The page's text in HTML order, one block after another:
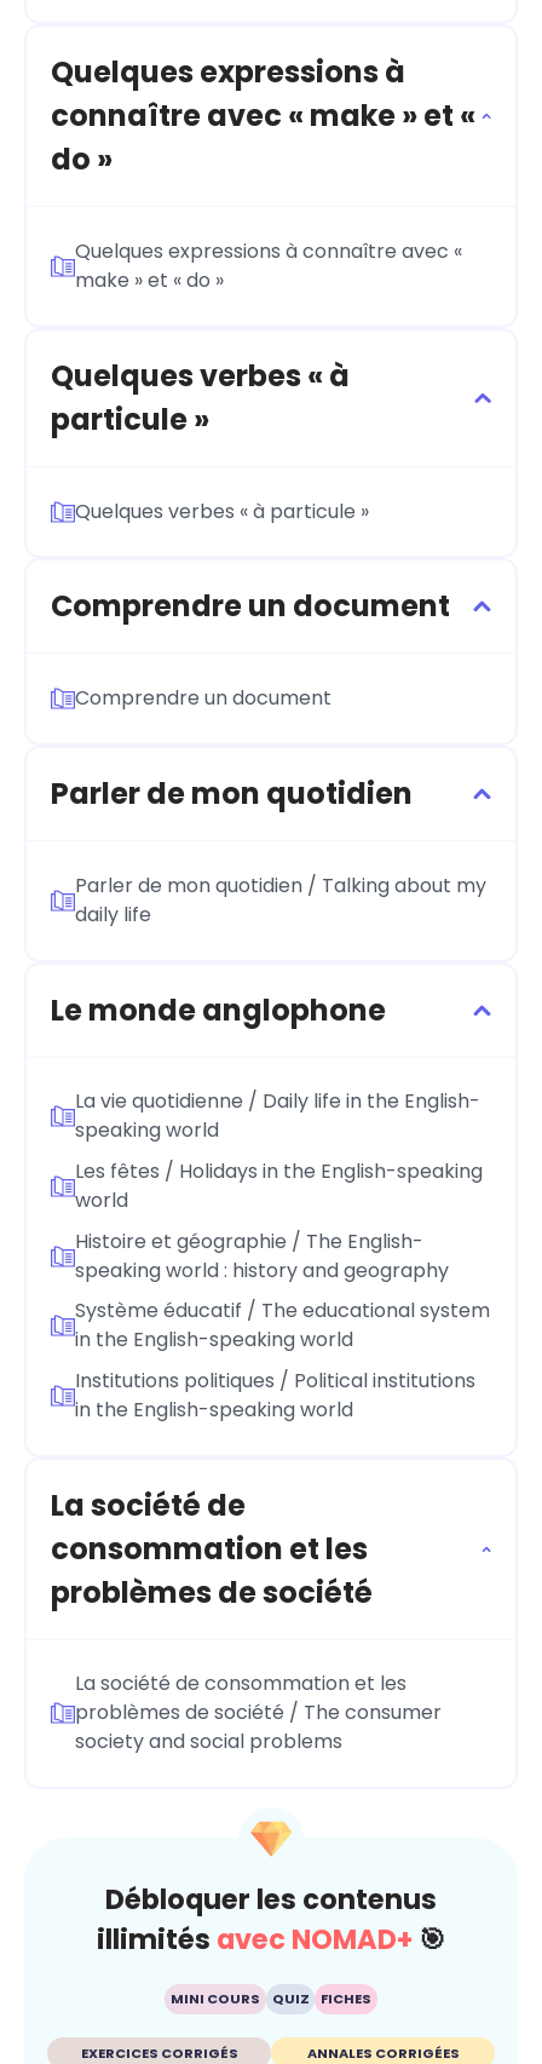
Quelques expressions à
connaître avec « make » et «
do »
Quelques expressions à connaître avec «
make » et « do »
Quelques verbes « à
particule »
Quelques verbes « à particule »
Comprendre un document
Comprendre un document
Parler de mon quotidien
Parler de mon quotidien / Talking about my
daily life
Le monde anglophone
La vie quotidienne / Daily life in the English-
speaking world
Les fêtes / Holidays in the English-speaking
world
Histoire et géographie / The English-
speaking world : history and geography
Système éducatif / The educational system
in the English-speaking world
Institutions politiques / Political institutions
in the English-speaking world
La société de
consommation et les
problèmes de société
La société de consommation et les
problèmes de société / The consumer
society and social problems
Débloquer les contenus
illimités avec NOMAD+ 🎯
MINI COURS QUIZ FICHES
EXERCICES CORRIGÉS ANNALES CORRIGÉES